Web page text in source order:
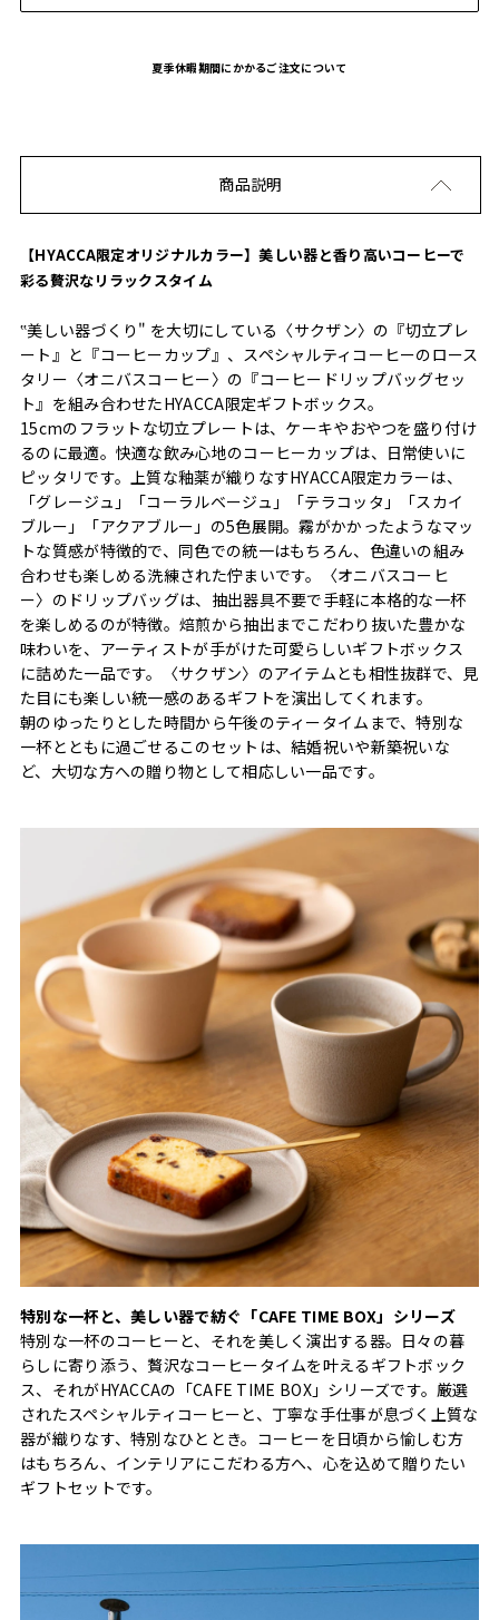
夏季休暇期間にかかるご注文について
商品説明
【HYACCA限定オリジナルカラー】美しい器と香り高いコーヒーで
彩る贅沢なリラックスタイム
‟美しい器づくり" を大切にしている〈サクザン〉の『切立プレ
ート』と『コーヒーカップ』、スペシャルティコーヒーのロース
タリー〈オニバスコーヒー〉の『コーヒードリップバッグセッ
ト』を組み合わせたHYACCA限定ギフトボックス。
15cmのフラットな切立プレートは、ケーキやおやつを盛り付け
るのに最適。快適な飲み心地のコーヒーカップは、日常使いに
ピッタリです。上質な釉薬が織りなすHYACCA限定カラーは、
「グレージュ」「コーラルベージュ」「テラコッタ」「スカイ
ブルー」「アクアブルー」の5色展開。霧がかかったようなマッ
トな質感が特徴的で、同色での統一はもちろん、色違いの組み
合わせも楽しめる洗練された佇まいです。〈オニバスコーヒ
ー〉のドリップバッグは、抽出器具不要で手軽に本格的な一杯
を楽しめるのが特徴。焙煎から抽出までこだわり抜いた豊かな
味わいを、アーティストが手がけた可愛らしいギフトボックス
に詰めた一品です。〈サクザン〉のアイテムとも相性抜群で、見
た目にも楽しい統一感のあるギフトを演出してくれます。
朝のゆったりとした時間から午後のティータイムまで、特別な
一杯とともに過ごせるこのセットは、結婚祝いや新築祝いな
ど、大切な方への贈り物として相応しい一品です。
特別な一杯と、美しい器で紡ぐ「CAFE TIME BOX」シリーズ
特別な一杯のコーヒーと、それを美しく演出する器。日々の暮
らしに寄り添う、贅沢なコーヒータイムを叶えるギフトボック
ス、それがHYACCAの「CAFE TIME BOX」シリーズです。厳選
されたスペシャルティコーヒーと、丁寧な手仕事が息づく上質な
器が織りなす、特別なひととき。コーヒーを日頃から愉しむ方
はもちろん、インテリアにこだわる方へ、心を込めて贈りたい
ギフトセットです。